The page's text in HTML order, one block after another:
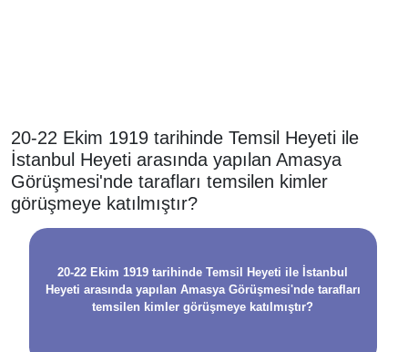
20-22 Ekim 1919 tarihinde Temsil Heyeti ile
İstanbul Heyeti arasında yapılan Amasya
Görüşmesi'nde tarafları temsilen kimler
görüşmeye katılmıştır?
20-22 Ekim 1919 tarihinde Temsil Heyeti ile İstanbul
Heyeti arasında yapılan Amasya Görüşmesi'nde tarafları
temsilen kimler görüşmeye katılmıştır?